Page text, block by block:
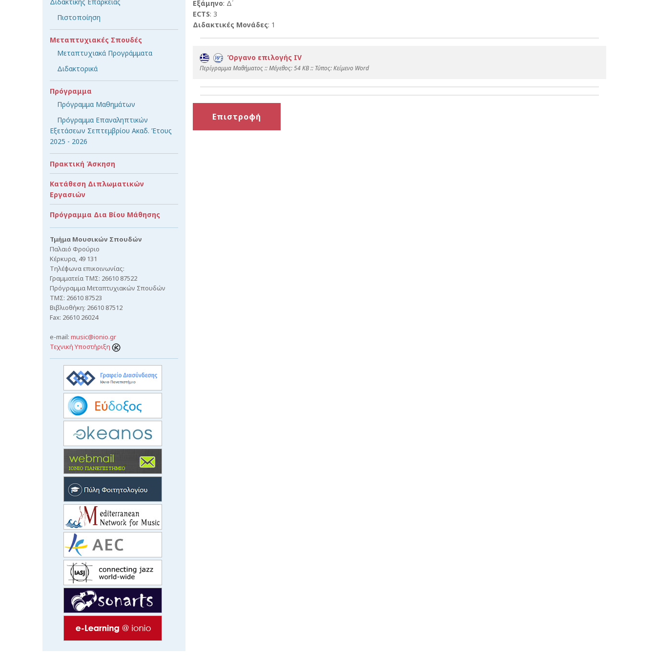
Εξάμηνο: Δ΄
ECTS: 3
Διδακτικές Μονάδες: 1
Όργανο επιλογής ΙV
Περίγραμμα Μαθήματος :: Mέγεθος: 54 KB :: Τύπος: Kείμενο Word
Επιστροφή
Πιστοποίηση
Μεταπτυχιακές Σπουδές
Μεταπτυχιακά Προγράμματα
Διδακτορικά
Πρόγραμμα
Πρόγραμμα Μαθημάτων
Πρόγραμμα Επαναληπτικών
Εξετάσεων Σεπτεμβρίου Ακαδ. Έτους
2025 - 2026
Πρακτική Άσκηση
Κατάθεση Διπλωματικών
Εργασιών
Πρόγραμμα Δια Βίου Μάθησης
Τμήμα Μουσικών Σπουδών
Παλαιό Φρούριο
Κέρκυρα, 49 131
Τηλέφωνα επικοινωνίας:
Γραμματεία ΤΜΣ: 26610 87522
Πρόγραμμα Μεταπτυχιακών Σπουδών
ΤΜΣ: 26610 87523
Βιβλιοθήκη: 26610 87512
Fax: 26610 26024
e-mail: music@ionio.gr
Τεχνική Υποστήριξη